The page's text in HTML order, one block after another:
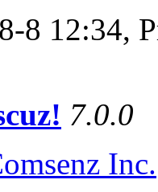
8 12:34,
7.0.0
Inc.